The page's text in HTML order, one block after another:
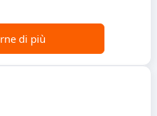
di più